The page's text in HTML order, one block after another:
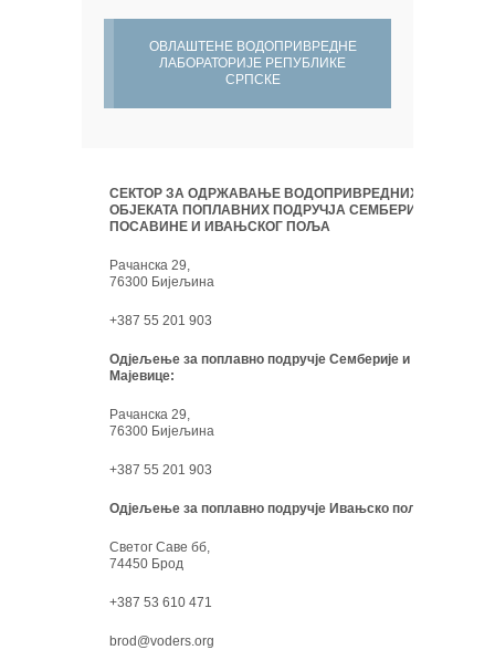
ОВЛАШТЕНЕ ВОДОПРИВРЕДНЕ
ЛАБОРАТОРИЈЕ РЕПУБЛИКЕ
СРПСКЕ
СЕКТОР ЗА ОДРЖАВАЊЕ ВОДОПРИВРЕДНИХ
ОБЈЕКАТА ПОПЛАВНИХ ПОДРУЧЈА СЕМБЕРИЈЕ,
ПОСАВИНЕ И ИВАЊСКОГ ПОЉА
Рачанска 29,
76300 Бијељина
+387 55 201 903
Одјељење за поплавно подручје Семберије и
Мајевице:
Рачанска 29,
76300 Бијељина
+387 55 201 903
Одјељење за поплавно подручје Ивањско поље:
Светог Саве бб,
74450 Брод
+387 53 610 471
brod@voders.org